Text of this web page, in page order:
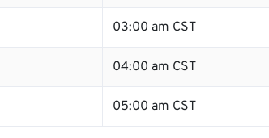
03:00 am CST
04:00 am CST
05:00 am CST